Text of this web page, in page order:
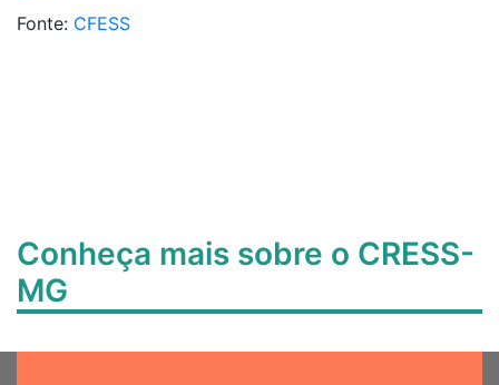
Fonte: CFESS
Conheça mais sobre o CRESS-
MG